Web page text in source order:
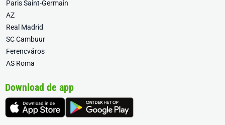
Paris Saint-Germain
AZ
Real Madrid
SC Cambuur
Ferencváros
AS Roma
Download de app